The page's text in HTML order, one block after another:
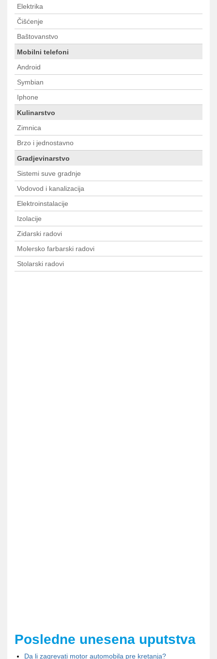
Elektrika
Čišćenje
Baštovanstvo
Mobilni telefoni
Android
Symbian
Iphone
Kulinarstvo
Zimnica
Brzo i jednostavno
Gradjevinarstvo
Sistemi suve gradnje
Vodovod i kanalizacija
Elektroinstalacije
Izolacije
Zidarski radovi
Molersko farbarski radovi
Stolarski radovi
Posledne unesena uputstva
Da li zagrevati motor automobila pre kretanja?